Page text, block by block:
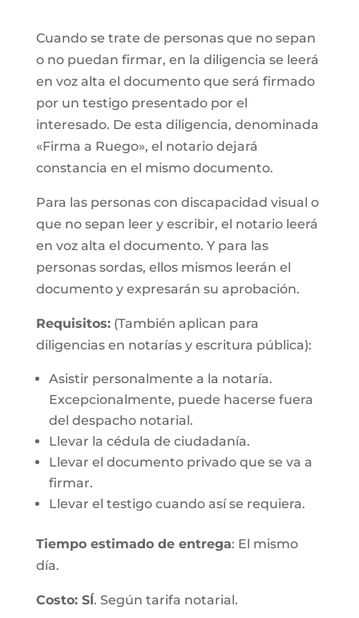
Cuando se trate de personas que no sepan
o no puedan firmar, en la diligencia se leerá
en voz alta el documento que será firmado
por un testigo presentado por el
interesado. De esta diligencia, denominada
«Firma a Ruego», el notario dejará
constancia en el mismo documento.
Para las personas con discapacidad visual o
que no sepan leer y escribir, el notario leerá
en voz alta el documento. Y para las
personas sordas, ellos mismos leerán el
documento y expresarán su aprobación.
Requisitos:(También aplican para
diligencias en notarías y escritura pública):
Asistir personalmente a la notaría.
Excepcionalmente, puede hacerse fuera
del despacho notarial.
Llevar la cédula de ciudadanía.
Llevar el documento privado que se va a
firmar.
Llevar el testigo cuando así se requiera.
Tiempo estimado de entrega: El mismo
día.
Costo: SÍ. Según tarifa notarial.